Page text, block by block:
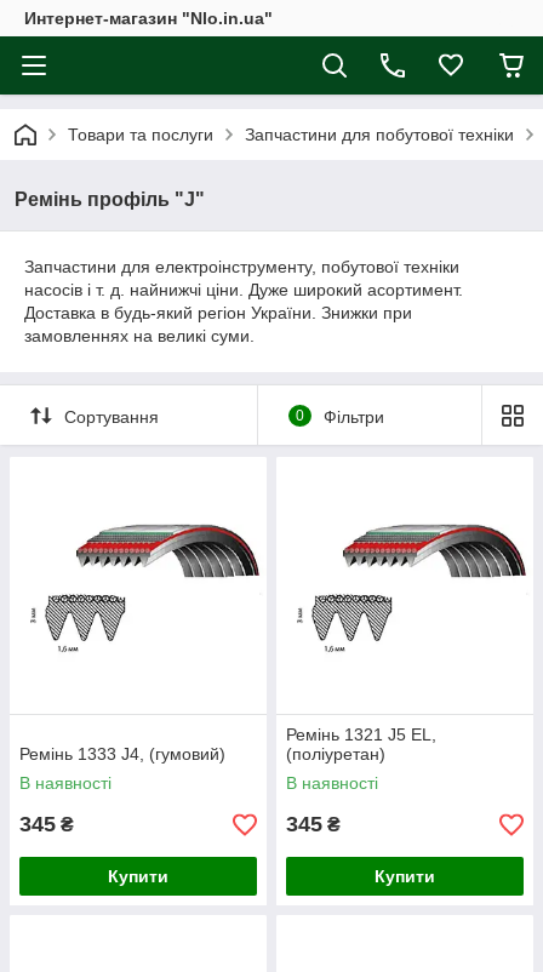
Интернет-магазин "Nlo.in.ua"
Товари та послуги Запчастини для побутової техніки
Ремінь профіль "J"
Запчастини для електроінструменту, побутової техніки
насосів і т. д. найнижчі ціни. Дуже широкий асортимент.
Доставка в будь-який регіон України. Знижки при
замовленнях на великі суми.
Сортування 0 Фільтри
Ремінь 1333 J4, (гумовий)
В наявності
345 ₴
Купити
Ремінь 1321 J5 EL,
(поліуретан)
В наявності
345 ₴
Купити